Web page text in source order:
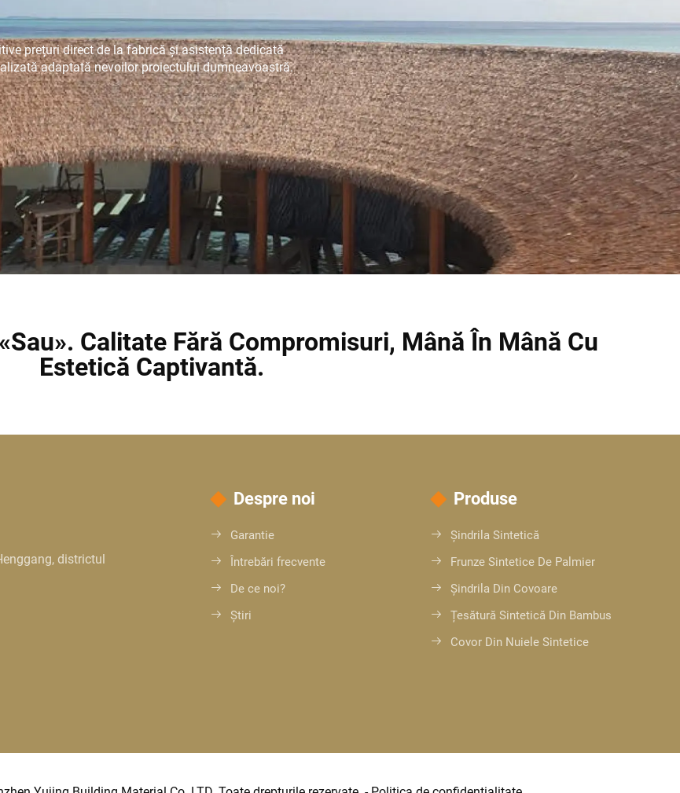
prețuri direct de la fabricăși asistență dedicată
adaptată nevoilor proiectului dumneavoastră.
Calitate Fără Compromisuri, Mână În Mână Cu
Estetică Captivantă.
districtul
Despre noi
Garantie
Întrebări frecvente
De ce noi?
Știri
Produse
Șindrila Sintetică
Frunze Sintetice De Palmier
Șindrila Din Covoare
Țesătură Sintetică Din Bambus
Covor Din Nuiele Sintetice